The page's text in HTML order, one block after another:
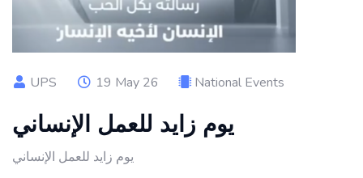
UPS 19 May 26 National Events
يوم زايد للعمل الإنساني
يوم زايد للعمل الإنساني